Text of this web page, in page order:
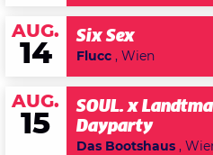
AUG.
14
Six Sex
Flucc , Wien
AUG.
15
SOUL. x
Dayparty
Das Bootshaus ,